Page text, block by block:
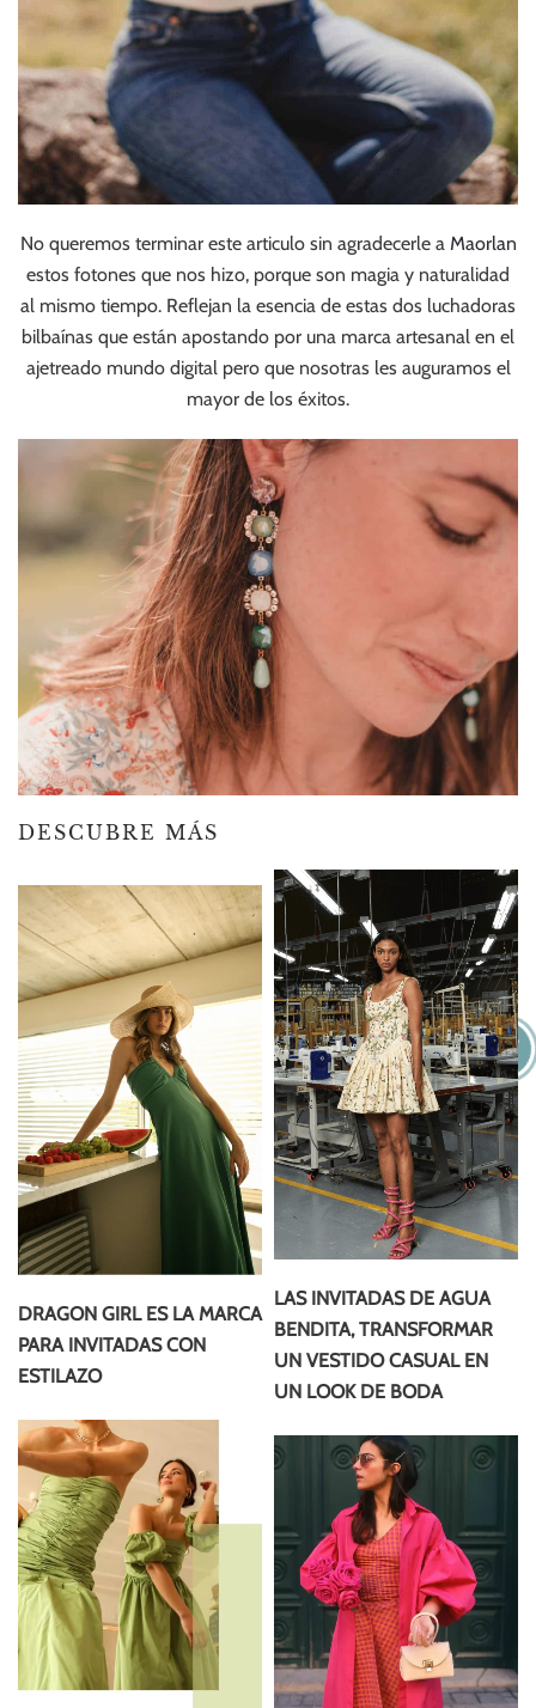
No queremos terminar este articulo sin agradecerle a Maorlan
estos fotones que nos hizo, porque son magia y naturalidad
al mismo tiempo. Reflejan la esencia de estas dos luchadoras
bilbaínas que están apostando por una marca artesanal en el
ajetreado mundo digital pero que nosotras les auguramos el
mayor de los éxitos.
DESCUBRE MÁS
DRAGON GIRL ES LA MARCA
PARA INVITADAS CON
ESTILAZO
LAS INVITADAS DE AGUA
BENDITA, TRANSFORMAR
UN VESTIDO CASUAL EN
UN LOOK DE BODA